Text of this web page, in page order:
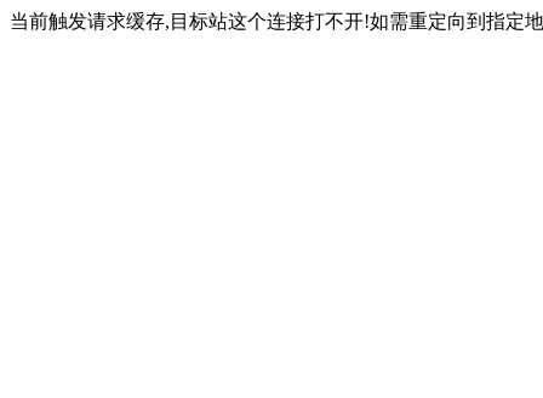
当前触发请求缓存,目标站这个连接打不开!如需重定向到指定